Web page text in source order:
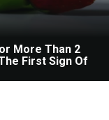
More Than 2
First Sign Of